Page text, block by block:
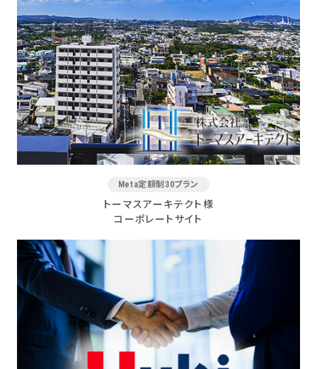
Meta定額制30プラン
トーマスアーキテクト様
コーポレートサイト